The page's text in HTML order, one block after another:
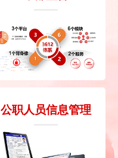
公职人员信息管理